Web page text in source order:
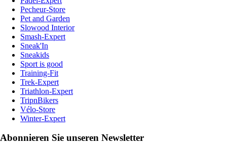
Pecheur-Store
Pet and Garden
Slowood Interior
Smash-Expert
Sneak'In
Sneakids
Sport is good
Training-Fit
Trek-Expert
Triathlon-Expert
TripnBikers
Vélo-Store
Winter-Expert
Abonnieren Sie unseren Newsletter